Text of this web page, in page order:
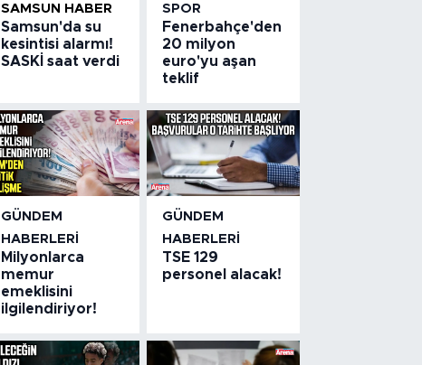
SAMSUN HABER
Samsun'da su
kesintisi alarmı!
SASKİ saat verdi
SPOR
Fenerbahçe'den
20 milyon
euro'yu aşan
teklif
GÜNDEM
HABERLERI
Milyonlarca
memur
emeklisini
ilgilendiriyor!
GÜNDEM
HABERLERI
TSE 129
personel alacak!